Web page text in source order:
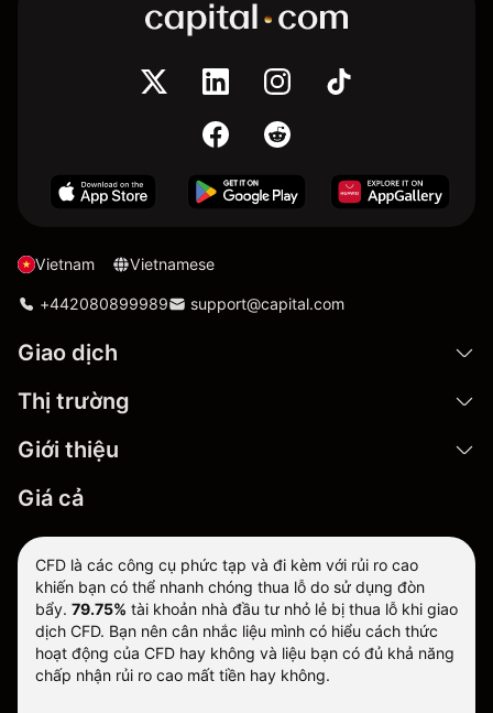
Vietnam Vietnamese
+442080899989 support@capital.com
Giao dịch
Thị trường
Giới thiệu
Giá cả
CFD là các công cụ phức tạp và đi kèm với rủi ro cao
khiến bạn có thể nhanh chóng thua lỗ do sử dụng đòn
bẩy. 79.75% tài khoản nhà đầu tư nhỏ lẻ bị thua lỗ khi giao
dịch CFD. Bạn nên cân nhắc liệu mình có hiểu cách thức
hoạt động của CFD hay không và liệu bạn có đủ khả năng
chấp nhận rủi ro cao mất tiền hay không.